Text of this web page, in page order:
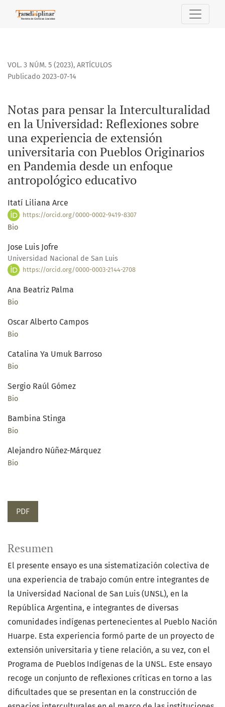
Notas para pensar la Interculturalidad en la Universidad
VOL. 3 NÚM. 5 (2023), ARTÍCULOS
Notas para pensar la Interculturalidad
en la Universidad: Reflexiones sobre
una experiencia de extensión
universitaria con Pueblos Originarios
en Pandemia desde un enfoque
antropológico educativo
Publicado 2023-07-14
Itatí Liliana Arce
https://orcid.org/0000-0002-9419-8307
Bio
Jose Luis Jofre
Universidad Nacional de San Luis
https://orcid.org/0000-0003-2144-2708
Ana Beatriz Palma
Bio
Oscar Alberto Campos
Bio
Catalina Ya Umuk Barroso
Bio
Sergio Raúl Gómez
Bio
Bambina Stinga
Bio
Alejandro Núñez-Márquez
Bio
PDF
Resumen
El presente ensayo es una sistematización colectiva de
una experiencia de trabajo común entre integrantes de
la Universidad Nacional de San Luis (UNSL), en la
República Argentina, e integrantes de diversas
comunidades indígenas pertenecientes al Pueblo Nación
Huarpe. Esta experiencia formó parte de un proyecto de
extensión universitaria y tiene relación, a su vez, con el
Programa de Pueblos Indígenas de la UNSL. Este ensayo
recoge un conjunto de reflexiones críticas en torno a las
dificultades que se presentan en la construcción de